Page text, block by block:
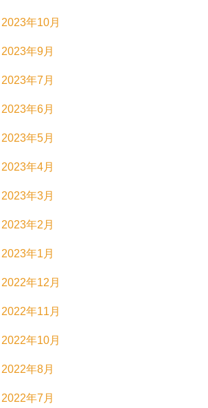
2023年10月
2023年9月
2023年7月
2023年6月
2023年5月
2023年4月
2023年3月
2023年2月
2023年1月
2022年12月
2022年11月
2022年10月
2022年8月
2022年7月